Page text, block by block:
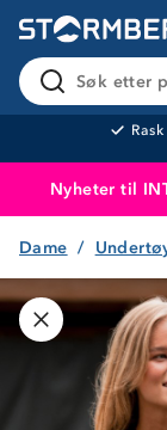
Søk etter
Nyheter til
Dame